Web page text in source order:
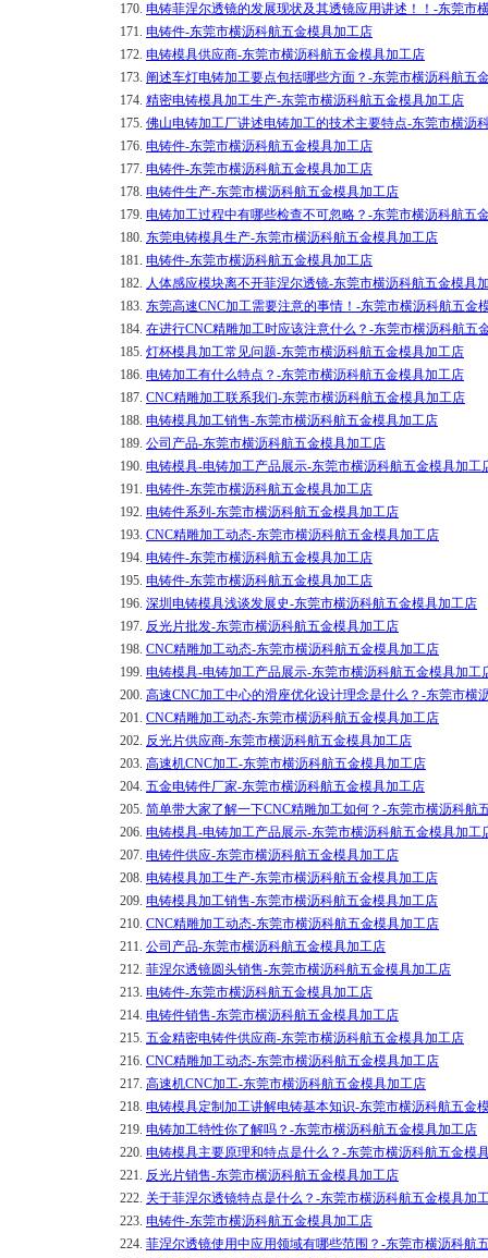
170. 电铸菲涅尔透镜的发展现状及其透镜应用讲述！！-东莞市
171. 电铸件-东莞市横沥科航五金模具加工店
172. 电铸模具供应商-东莞市横沥科航五金模具加工店
173. 阐述车灯电铸加工要点包括哪些方面？-东莞市横沥科航五
174. 精密电铸模具加工生产-东莞市横沥科航五金模具加工店
175. 佛山电铸加工厂讲述电铸加工的技术主要特点-东莞市横沥
176. 电铸件-东莞市横沥科航五金模具加工店
177. 电铸件-东莞市横沥科航五金模具加工店
178. 电铸件生产-东莞市横沥科航五金模具加工店
179. 电铸加工过程中有哪些检查不可忽略？-东莞市横沥科航五
180. 东莞电铸模具生产-东莞市横沥科航五金模具加工店
181. 电铸件-东莞市横沥科航五金模具加工店
182. 人体感应模块离不开菲涅尔透镜-东莞市横沥科航五金模具
183. 东莞高速CNC加工需要注意的事情！-东莞市横沥科航五金
184. 在进行CNC精雕加工时应该注意什么？-东莞市横沥科航五
185. 灯杯模具加工常见问题-东莞市横沥科航五金模具加工店
186. 电铸加工有什么特点？-东莞市横沥科航五金模具加工店
187. CNC精雕加工联系我们-东莞市横沥科航五金模具加工店
188. 电铸模具加工销售-东莞市横沥科航五金模具加工店
189. 公司产品-东莞市横沥科航五金模具加工店
190. 电铸模具-电铸加工产品展示-东莞市横沥科航五金模具加工
191. 电铸件-东莞市横沥科航五金模具加工店
192. 电铸件系列-东莞市横沥科航五金模具加工店
193. CNC精雕加工动态-东莞市横沥科航五金模具加工店
194. 电铸件-东莞市横沥科航五金模具加工店
195. 电铸件-东莞市横沥科航五金模具加工店
196. 深圳电铸模具浅谈发展史-东莞市横沥科航五金模具加工店
197. 反光片批发-东莞市横沥科航五金模具加工店
198. CNC精雕加工动态-东莞市横沥科航五金模具加工店
199. 电铸模具-电铸加工产品展示-东莞市横沥科航五金模具加工
200. 高速CNC加工中心的滑座优化设计理念是什么？-东莞市横
201. CNC精雕加工动态-东莞市横沥科航五金模具加工店
202. 反光片供应商-东莞市横沥科航五金模具加工店
203. 高速机CNC加工-东莞市横沥科航五金模具加工店
204. 五金电铸件厂家-东莞市横沥科航五金模具加工店
205. 简单带大家了解一下CNC精雕加工如何？-东莞市横沥科航
206. 电铸模具-电铸加工产品展示-东莞市横沥科航五金模具加工
207. 电铸件供应-东莞市横沥科航五金模具加工店
208. 电铸模具加工生产-东莞市横沥科航五金模具加工店
209. 电铸模具加工销售-东莞市横沥科航五金模具加工店
210. CNC精雕加工动态-东莞市横沥科航五金模具加工店
211. 公司产品-东莞市横沥科航五金模具加工店
212. 菲涅尔透镜圆头销售-东莞市横沥科航五金模具加工店
213. 电铸件-东莞市横沥科航五金模具加工店
214. 电铸件销售-东莞市横沥科航五金模具加工店
215. 五金精密电铸件供应商-东莞市横沥科航五金模具加工店
216. CNC精雕加工动态-东莞市横沥科航五金模具加工店
217. 高速机CNC加工-东莞市横沥科航五金模具加工店
218. 电铸模具定制加工讲解电铸基本知识-东莞市横沥科航五金
219. 电铸加工特性你了解吗？-东莞市横沥科航五金模具加工店
220. 电铸模具主要原理和特点是什么？-东莞市横沥科航五金模
221. 反光片销售-东莞市横沥科航五金模具加工店
222. 关于菲涅尔透镜特点是什么？-东莞市横沥科航五金模具加
223. 电铸件-东莞市横沥科航五金模具加工店
224. 菲涅尔透镜使用中应用领域有哪些范围？-东莞市横沥科航